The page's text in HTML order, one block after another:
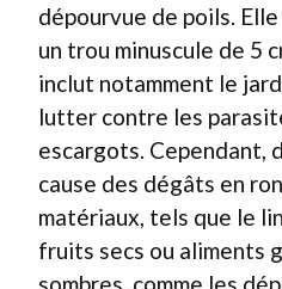
dépourvue de poils.
un trou minuscule de 5
inclut notamment le
lutter contre les
escargots. Cependant,
cause des dégâts en
matériaux, tels que le
fruits secs ou aliments